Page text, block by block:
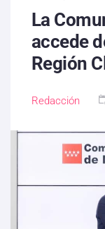
La
accede
Región
Redacción